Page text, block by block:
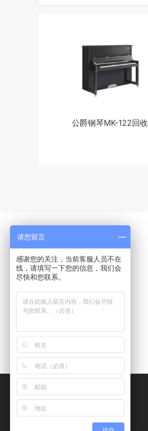
公爵钢琴MK-122回收
请您留言
感谢您的关注，当前客服人员不在
线，请填写一下您的信息，我们会
尽快和您联系。